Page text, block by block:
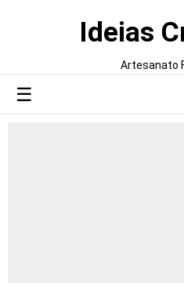
Ideias
Artesanato